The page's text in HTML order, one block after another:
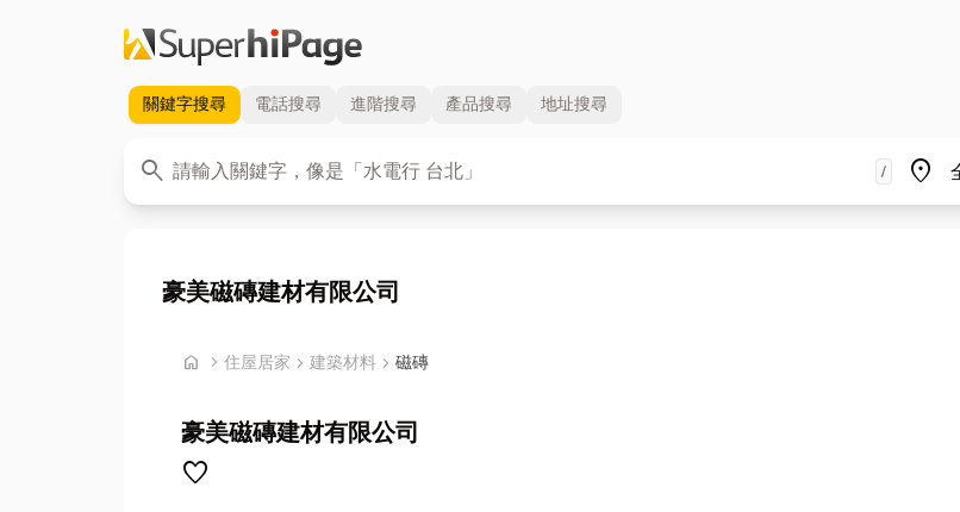
關鍵字搜尋 電話搜尋 進階搜尋 產品搜尋 地址搜尋
search
關鍵字 / place
地區
豪美磁磚建材有限公司
home chevron_right 首頁
住屋居家 chevron_right 建築材料 chevron_right 磁磚
豪美磁磚建材有限公司
favorite